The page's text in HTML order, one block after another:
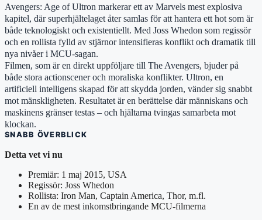
Avengers: Age of Ultron markerar ett av Marvels mest explosiva
kapitel, där superhjältelaget åter samlas för att hantera ett hot som är
både teknologiskt och existentiellt. Med Joss Whedon som regissör
och en rollista fylld av stjärnor intensifieras konflikt och dramatik till
nya nivåer i MCU-sagan.
Filmen, som är en direkt uppföljare till The Avengers, bjuder på
både stora actionscener och moraliska konflikter. Ultron, en
artificiell intelligens skapad för att skydda jorden, vänder sig snabbt
mot mänskligheten. Resultatet är en berättelse där människans och
maskinens gränser testas – och hjältarna tvingas samarbeta mot
klockan.
SNABB ÖVERBLICK
Detta vet vi nu
Premiär: 1 maj 2015, USA
Regissör: Joss Whedon
Rollista: Iron Man, Captain America, Thor, m.fl.
En av de mest inkomstbringande MCU-filmerna